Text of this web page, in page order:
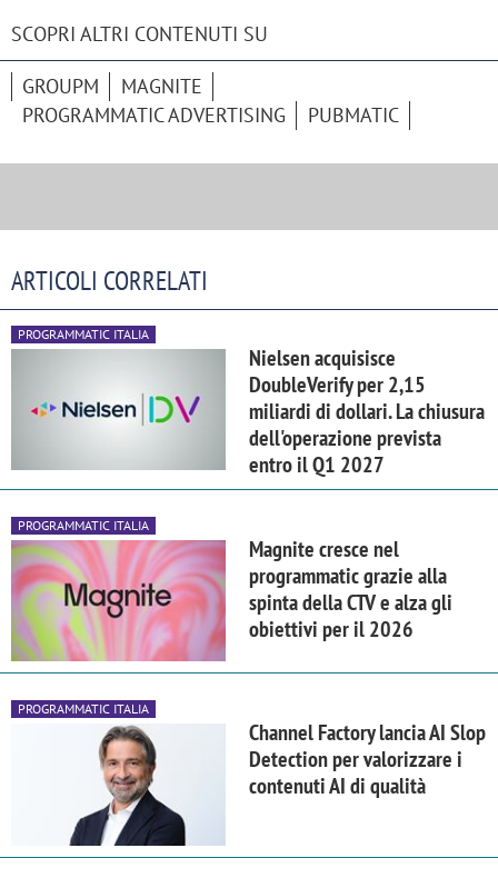
SCOPRI ALTRI CONTENUTI SU
GROUPM
MAGNITE
PROGRAMMATIC ADVERTISING
PUBMATIC
ARTICOLI CORRELATI
PROGRAMMATIC ITALIA
Nielsen acquisisce
DoubleVerify per 2,15
miliardi di dollari. La chiusura
dell'operazione prevista
entro il Q1 2027
PROGRAMMATIC ITALIA
Magnite cresce nel
programmatic grazie alla
spinta della CTV e alza gli
obiettivi per il 2026
PROGRAMMATIC ITALIA
Channel Factory lancia AI Slop
Detection per valorizzare i
contenuti AI di qualità